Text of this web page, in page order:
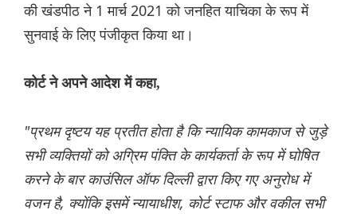
की खंडपीठ ने 1 मार्च 2021 को जनहित याचिका के रूप में
सुनवाई के लिए पंजीकृत किया था।
कोर्ट ने अपने आदेश में कहा,
"प्रथम दृष्टय यह प्रतीत होता है कि न्यायिक कामकाज से जुड़े
सभी व्यक्तियों को अग्रिम पंक्ति के कार्यकर्ता के रूप में घोषित
करने के बार काउंसिल ऑफ दिल्ली द्वारा किए गए अनुरोध में
वजन है, क्योंकि इसमें न्यायाधीश, कोर्ट स्टाफ और वकील सभी